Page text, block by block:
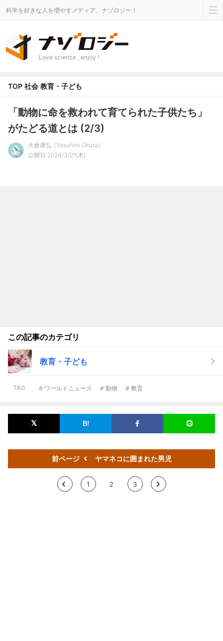
科学を好きな人を増やすメディア、ナゾロジー！
Love science , enjoy !
TOP 社会 教育・子ども
「動物に命を救われて育てられた子供たち」
がたどる道とは (2/3)
大倉康弘
Yasuhiro Okura
公開日 2024/3/21(木)
この記事のカテゴリ
教育・子ども
TAG # ワールドニュース # 動物 # 教育
前ページ ヤマネコに囲まれた男児
< 1 2 3 >